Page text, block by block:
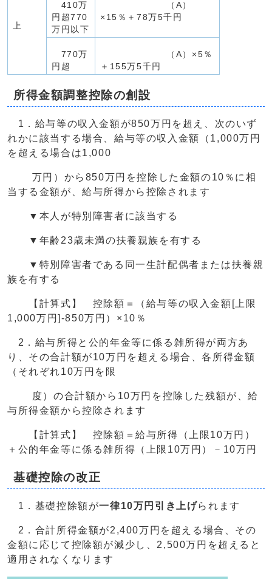
上
410万
円超770
万円以下
（A）
×15％＋78万5千円
770万
円超
（A）×5％
＋155万5千円
所得金額調整控除の創設
1．給与等の収入金額が850万円を超え、次のいず
れかに該当する場合、給与等の収入金額（1,000万円
を超える場合は1,000
万円）から850万円を控除した金額の10％に相
当する金額が、給与所得から控除されます
▼本人が特別障害者に該当する
▼年齢23歳未満の扶養親族を有する
▼特別障害者である同一生計配偶者または扶養親
族を有する
【計算式】 控除額＝（給与等の収入金額[上限
1,000万円]-850万円）×10％
2．給与所得と公的年金等に係る雑所得が両方あ
り、その合計額が10万円を超える場合、各所得金額
（それぞれ10万円を限
度）の合計額から10万円を控除した残額が、給
与所得金額から控除されます
【計算式】 控除額＝給与所得（上限10万円）
＋公的年金等に係る雑所得（上限10万円）－10万円
基礎控除の改正
1．基礎控除額が一律10万円引き上げられます
2．合計所得金額が2,400万円を超える場合、その
金額に応じて控除額が減少し、2,500万円を超えると
適用されなくなります